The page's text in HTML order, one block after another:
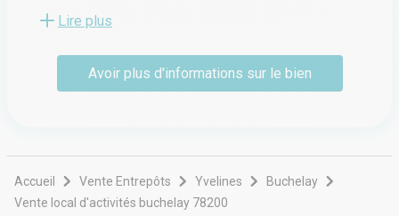
Estate apporte un soutien local aux propriétaires, aux
24 pays (via ses bureaux et son réseau d'alliances) en
Europe, au Moyen-Orient et en Asie.
Lire plus
Avoir plus d'informations sur le bien
Accueil Vente Entrepôts Yvelines
Buchelay
Vente local d'activités buchelay 78200